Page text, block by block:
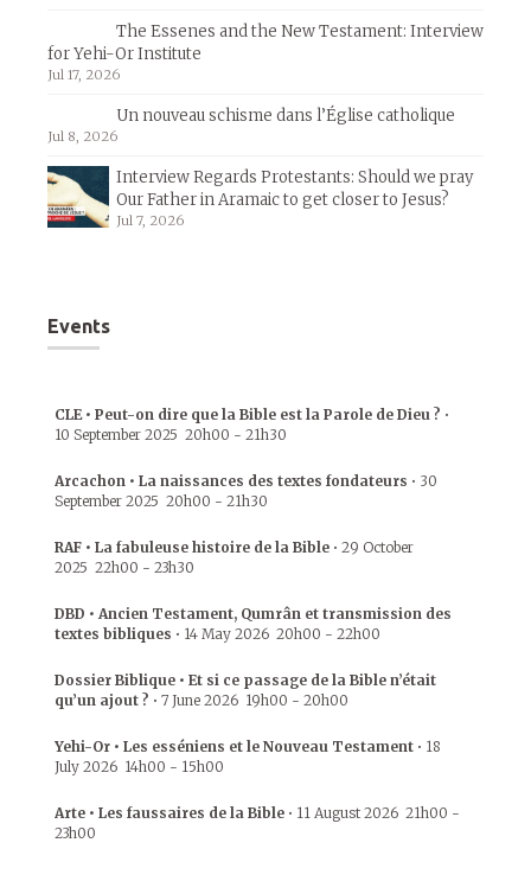
The Essenes and the New Testament: Interview
for Yehi-Or Institute
Jul 17, 2026
Un nouveau schisme dans l’Église catholique
Jul 8, 2026
Interview Regards Protestants: Should we pray
Our Father in Aramaic to get closer to Jesus?
Jul 7, 2026
Events
CLE • Peut-on dire que la Bible est la Parole de Dieu ? •
10 September 2025 20h00 - 21h30
Arcachon • La naissances des textes fondateurs • 30
September 2025 20h00 - 21h30
RAF • La fabuleuse histoire de la Bible • 29 October
2025 22h00 - 23h30
DBD • Ancien Testament, Qumrân et transmission des
textes bibliques • 14 May 2026 20h00 - 22h00
Dossier Biblique • Et si ce passage de la Bible n’était
qu’un ajout ? • 7 June 2026 19h00 - 20h00
Yehi-Or • Les esséniens et le Nouveau Testament • 18
July 2026 14h00 - 15h00
Arte • Les faussaires de la Bible • 11 August 2026 21h00 -
23h00